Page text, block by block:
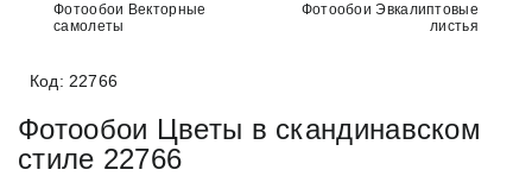
Фотообои Векторные
самолеты
Фотообои Эвкалиптовые
листья
Код: 22766
Фотообои Цветы в скандинавском
стиле 22766